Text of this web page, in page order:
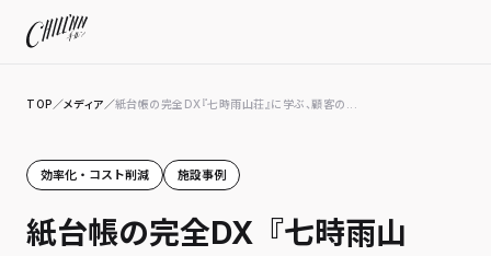
TOP ／メディア ／紙台帳の完全DX『七時雨山荘』に学ぶ、顧客の...
効率化・コスト削減 施設事例
紙台帳の完全DX『七時雨山